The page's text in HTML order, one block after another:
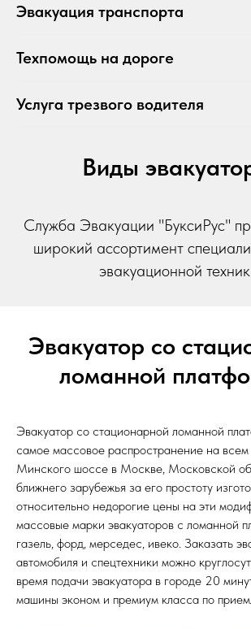
Эвакуация транспорта
Техпомощь на дороге
Услуга трезвого водителя
Виды
Служба Эвакуации "БуксиРус"
широкий ассортимент
эвакуационной
Эвакуатор со
ломанной
Эвакуатор со стационарной ломанной
самое массовое распространение на всем
Минского шоссе в Москве, Московской
ближнего зарубежья за его простоту
относительно недорогие цены на эти
массовые марки эвакуаторов с ломанной
газель, форд, мерседес, ивеко. Заказать
автомобиля и спецтехники можно
время подачи эвакуатора в городе 20
машины эконом и премиум класса по